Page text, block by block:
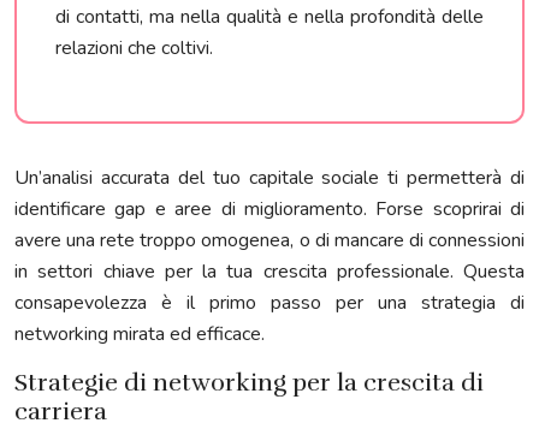
di contatti, ma nella qualità e nella profondità delle
relazioni che coltivi.
Un’analisi accurata del tuo capitale sociale ti permetterà di
identificare gap e aree di miglioramento. Forse scoprirai di
avere una rete troppo omogenea, o di mancare di connessioni
in settori chiave per la tua crescita professionale. Questa
consapevolezza è il primo passo per una strategia di
networking mirata ed efficace.
Strategie di networking per la crescita di
carriera